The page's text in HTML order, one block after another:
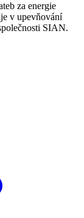
za energie
v upevňování
SIAN.